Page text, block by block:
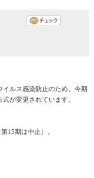
ルス感染防止のため、今期
が変更されています。
15期は中止）。